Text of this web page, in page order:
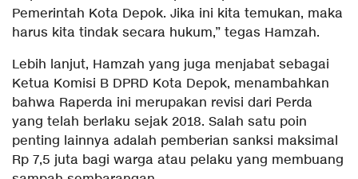
Pemerintah Kota Depok. Jika ini kita temukan, maka
harus kita tindak secara hukum,” tegas Hamzah.
Lebih lanjut, Hamzah yang juga menjabat sebagai
Ketua Komisi B DPRD Kota Depok, menambahkan
bahwa Raperda ini merupakan revisi dari Perda
yang telah berlaku sejak 2018. Salah satu poin
penting lainnya adalah pemberian sanksi maksimal
Rp 7,5 juta bagi warga atau pelaku yang membuang